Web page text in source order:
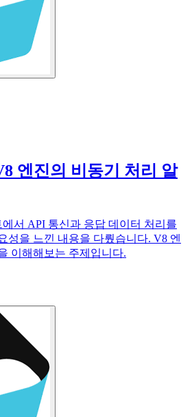
엔진의 비동기 처리 알
서 API 통신과 응답 데이터 처리를
성을 느낀 내용을 다뤘습니다. V8 엔
이해해보는 주제입니다.